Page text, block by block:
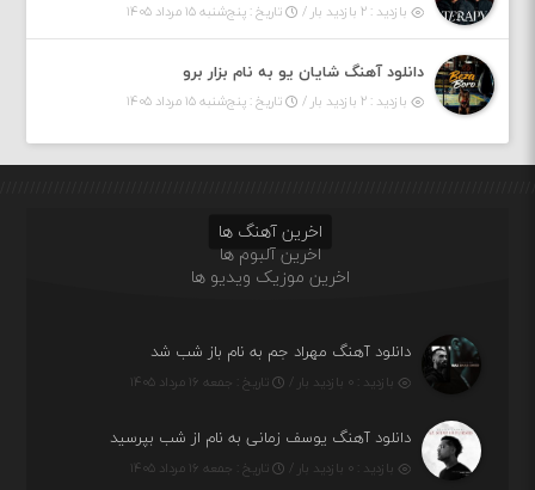
بازدید : ۲ بازدید بار / تاریخ : پنج‌شنبه ۱۵ مرداد ۱۴۰۵
دانلود آهنگ شایان یو به نام بزار برو
بازدید : ۲ بازدید بار / تاریخ : پنج‌شنبه ۱۵ مرداد ۱۴۰۵
اخرین آهنگ ها
اخرین آلبوم ها
اخرین موزیک ویدیو ها
دانلود آهنگ مهراد جم به نام باز شب شد
بازدید : ۰ بازدید بار / تاریخ : جمعه ۱۶ مرداد ۱۴۰۵
دانلود آهنگ یوسف زمانی به نام از شب بپرسید
بازدید : ۰ بازدید بار / تاریخ : جمعه ۱۶ مرداد ۱۴۰۵